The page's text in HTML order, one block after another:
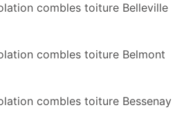
combles toiture Belleville
combles toiture Belmont
combles toiture Bessenay